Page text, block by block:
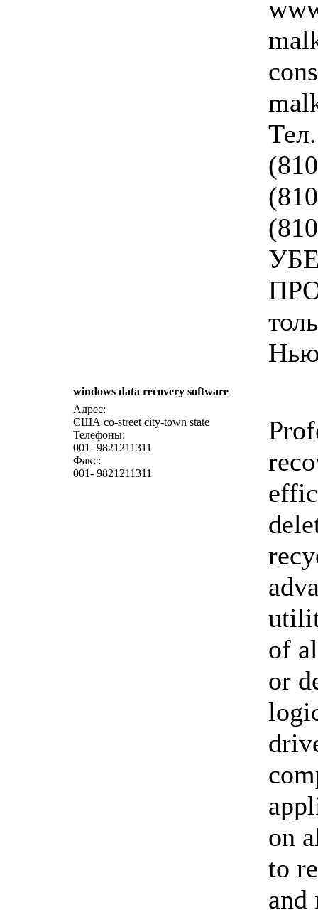
windows data recovery software
Адрес:
США co-street city-town state
Телефоны:
001- 9821211311
Факс:
001- 9821211311
of
or
on
to
and